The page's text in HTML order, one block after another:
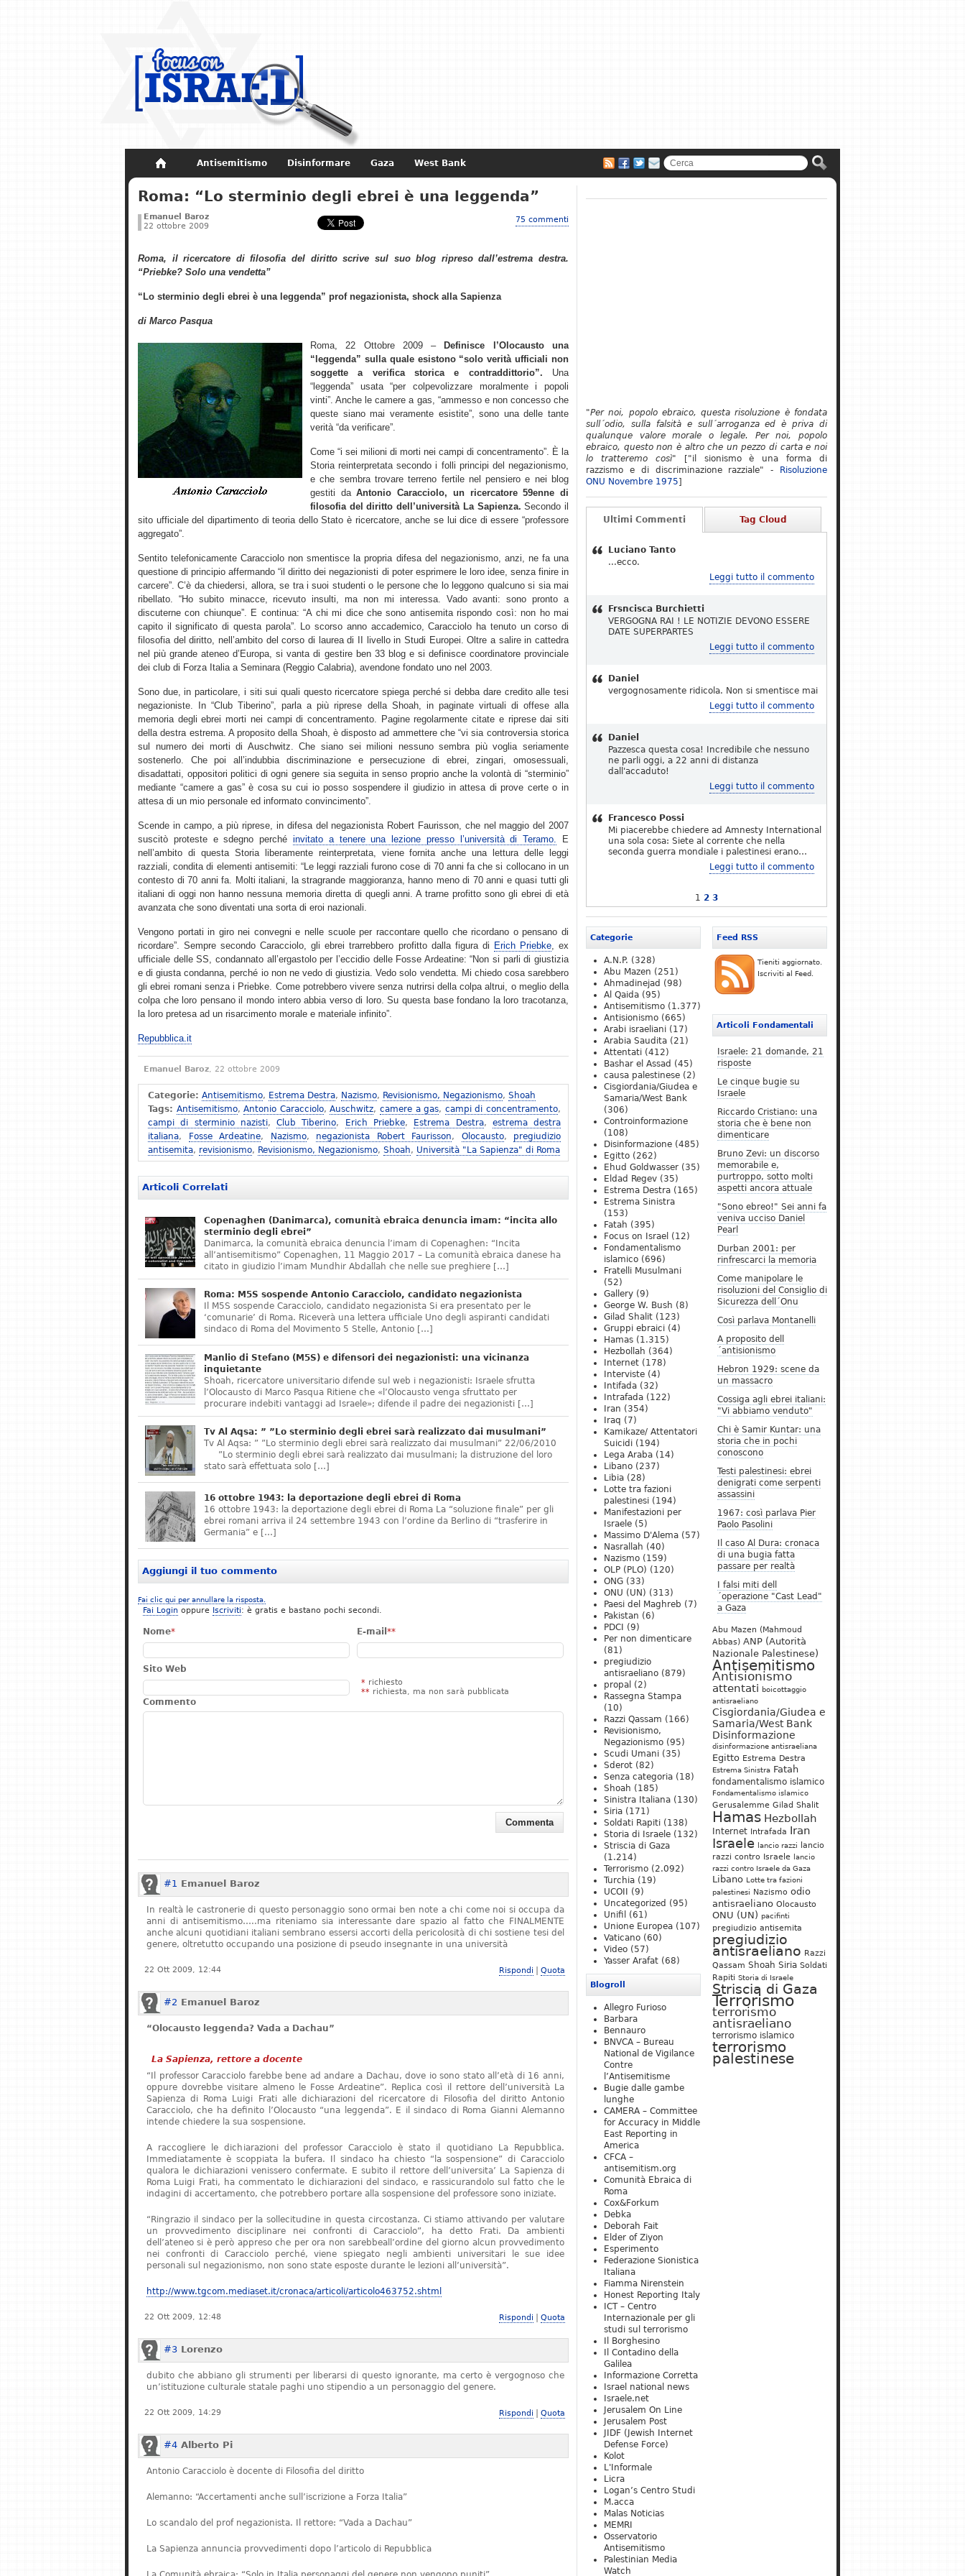
Antisemitismo Disinformare Gaza West Bank
Non dimenticare Storia di Israele
Roma: “Lo sterminio degli ebrei è una leggenda”
Emanuel Baroz
22 ottobre 2009
75 commenti
Roma, il ricercatore di filosofia del diritto scrive sul suo blog ripreso dall’estrema destra.
“Priebke? Solo una vendetta”
“Lo sterminio degli ebrei è una leggenda” prof negazionista, shock alla Sapienza
di Marco Pasqua
Roma, 22 Ottobre 2009 –
Definisce l’Olocausto una
“leggenda” sulla quale esistono “solo verità ufficiali non
soggette a verifica storica e contraddittorio”. Una
“leggenda” usata “per colpevolizzare moralmente i popoli
vinti”. Anche le camere a gas, “ammesso e non concesso che
queste siano mai veramente esistite”, sono una delle tante
verità “da verificare”.
Come “i sei milioni di morti nei campi di concentramento”. È la
Storia reinterpretata secondo i folli principi del negazionismo,
e che sembra trovare terreno fertile nel pensiero e nei blog
gestiti daAntonio Caracciolo, un ricercatore 59enne di
filosofia del diritto dell’università La Sapienza. Secondo il
sito ufficiale del dipartimento di teoria dello Stato è ricercatore, anche se lui dice di essere “professore
aggregato”.
Sentito telefonicamente Caracciolo non smentisce la propria difesa del negazionismo, anzi, ne fa una
questione di principio affermando “il diritto dei negazionisti di poter esprimere le loro idee, senza finire in
carcere”. C’è da chiedersi, allora, se tra i suoi studenti o le persone che lo leggono qualcuno si sia mai
ribellato. “Ho subito minacce, ricevuto insulti, ma non mi interessa. Vado avanti: sono pronto a
discuterne con chiunque”. E continua: “A chi mi dice che sono antisemita rispondo così: non ho mai
capito il significato di questa parola”. Lo scorso anno accademico, Caracciolo ha tenuto un corso di
filosofia del diritto, nell’ambito del corso di laurea di II livello in Studi Europei. Oltre a salire in cattedra
nel più grande ateneo d’Europa, si vanta di gestire ben 33 blog e si definisce coordinatore provinciale
dei club di Forza Italia a Seminara (Reggio Calabria), avendone fondato uno nel 2003.
Sono due, in particolare, i siti sui quali questo ricercatore spiega perché si debba dare credito alle tesi
negazioniste. In “Club Tiberino”, parla a più riprese della Shoah, in paginate virtuali di offese alla
memoria degli ebrei morti nei campi di concentramento. Pagine regolarmente citate e riprese dai siti
della destra estrema. A proposito della Shoah, è disposto ad ammettere che “vi sia controversia storica
sul numero dei morti di Auschwitz. Che siano sei milioni nessuno sembra più voglia seriamente
sostenerlo. Che poi all’indubbia discriminazione e persecuzione di ebrei, zingari, omosessuali,
disadattati, oppositori politici di ogni genere sia seguita in senso proprio anche la volontà di “sterminio”
mediante “camere a gas” è cosa su cui io posso sospendere il giudizio in attesa di prove certe o in
attesa di un mio personale ed informato convincimento”.
Scende in campo, a più riprese, in difesa del negazionista Robert Faurisson, che nel maggio del 2007
suscitò proteste e sdegno perché invitato a tenere una lezione presso l’università di Teramo. E
nell’ambito di questa Storia liberamente reinterpretata, viene fornita anche una lettura delle leggi
razziali, condita di elementi antisemiti: “Le leggi razziali furono cose di 70 anni fa che si collocano in un
contesto di 70 anni fa. Molti italiani, la stragrande maggioranza, hanno meno di 70 anni e quasi tutti gli
italiani di oggi non hanno nessuna memoria diretta di quegli anni. A trarne profitto sono gli ebrei di età
avanzata che sono diventati una sorta di eroi nazionali.
Vengono portati in giro nei convegni e nelle scuole per raccontare quello che ricordano o pensano di
ricordare”. Sempre secondo Caracciolo, gli ebrei trarrebbero profitto dalla figura di Erich Priebke, ex
ufficiale delle SS, condannato all’ergastolo per l’eccidio delle Fosse Ardeatine: “Non si parli di giustizia
e di giusta condanna, perché io non ne vedo di giustizia. Vedo solo vendetta. Mi chiedo cosa sarebbero
gli ebrei romani senza i Priebke. Come potrebbero vivere senza nutrirsi della colpa altrui, o meglio della
colpa che loro pensano il mondo intero abbia verso di loro. Su questa base fondano la loro tracotanza,
la loro pretesa ad un risarcimento morale e materiale infinito”.
Repubblica.it
Emanuel Baroz, 22 ottobre 2009
Categorie: Antisemitismo, Estrema Destra, Nazismo, Revisionismo, Negazionismo, Shoah
Tags: Antisemitismo,Antonio Caracciolo,Auschwitz,camere a gas, campi di concentramento,
campi di sterminio nazisti,Club Tiberino, Erich Priebke, Estrema Destra, estrema destra
italiana, Fosse Ardeatine, Nazismo, negazionista Robert Faurisson, Olocausto, pregiudizio
antisemita, revisionismo, Revisionismo, Negazionismo, Shoah, Università "La Sapienza" di Roma
Articoli Correlati
Copenaghen (Danimarca), comunità ebraica denuncia imam: “incita allo
sterminio degli ebrei”
Danimarca, la comunità ebraica denuncia l’imam di Copenaghen: “Incita
all’antisemitismo” Copenaghen, 11 Maggio 2017 – La comunità ebraica danese ha
citato in giudizio l’imam Mundhir Abdallah che nelle sue preghiere […]
Roma: M5S sospende Antonio Caracciolo, candidato negazionista
Il M5S sospende Caracciolo, candidato negazionista Si era presentato per le
‘comunarie’ di Roma. Riceverà una lettera ufficiale Uno degli aspiranti candidati
sindaco di Roma del Movimento 5 Stelle, Antonio […]
Manlio di Stefano (M5S) e difensori dei negazionisti: una vicinanza
inquietante
Shoah, ricercatore universitario difende sul web i negazionisti: Israele sfrutta
l’Olocausto di Marco Pasqua Ritiene che «l’Olocausto venga sfruttato per
procurare indebiti vantaggi ad Israele»; difende il padre dei negazionisti […]
Tv Al Aqsa: ” ”Lo sterminio degli ebrei sarà realizzato dai musulmani”
Tv Al Aqsa: ” ”Lo sterminio degli ebrei sarà realizzato dai musulmani” 22/06/2010
”Lo sterminio degli ebrei sarà realizzato dai musulmani; la distruzione del loro
stato sarà effettuata solo […]
16 ottobre 1943: la deportazione degli ebrei di Roma
16 ottobre 1943: la deportazione degli ebrei di Roma La “soluzione finale” per gli
ebrei romani arriva il 24 settembre 1943 con l’ordine da Berlino di “trasferire in
Germania” e […]
Aggiungi il tuo commento
Fai clic qui per annullare la risposta.
Fai Login oppure Iscriviti: è gratis e bastano pochi secondi.
Nome* E-mail **
Sito Web
* richiesto
** richiesta, ma non sarà pubblicata
Commento
#1 Emanuel Baroz
In realtà le castronerie di questo personaggio sono ormai ben note a chi come noi si occupa da
anni di antisemitismo…..ma riteniamo sia interessante dare spazio al fatto che FINALMENTE
anche alcuni quotidiani italiani sembrano essersi accorti della pericolosità di chi sostiene tesi del
genere, oltretutto occupando una posizione di pseudo insegnante in una università
22 Ott 2009, 12:44 Rispondi Quota
#2 Emanuel Baroz
“Olocausto leggenda? Vada a Dachau”
La Sapienza, rettore a docente
“Il professor Caracciolo farebbe bene ad andare a Dachau, dove io sono stato all’età di 16 anni,
oppure dovrebbe visitare almeno le Fosse Ardeatine”. Replica così il rettore dell’università La
Sapienza di Roma Luigi Frati alle dichiarazioni del ricercatore di Filosofia del diritto Antonio
Caracciolo, che ha definito l’Olocausto “una leggenda”. E il sindaco di Roma Gianni Alemanno
intende chiedere la sua sospensione.
A raccogliere le dichiarazioni del professor Caracciolo è stato il quotidiano La Repubblica.
Immediatamente è scoppiata la bufera. Il sindaco ha chiesto “la sospensione” di Caracciolo
qualora le dichiarazioni venissero confermate. E subito il rettore dell’universita’ La Sapienza di
Roma Luigi Frati, ha commentato le dichiarazioni del sindaco, e rassicurandolo sul fatto che le
indagini di accertamento, che potrebbero portare alla sospensione del professore sono iniziate.
“Ringrazio il sindaco per la sollecitudine in questa circostanza. Ci stiamo attivando per valutare
un provvedimento disciplinare nei confronti di Caracciolo”, ha detto Frati. Da ambienti
dell’ateneo si è però appreso che per ora non sarebbeall’ordine del giorno alcun provvedimento
nei confronti di Caracciolo perché, viene spiegato negli ambienti universitari le sue idee
personali sul negazionismo, non sono state esposte durante le lezioni all’università”.
http://www.tgcom.mediaset.it/cronaca/articoli/articolo463752.shtml
22 Ott 2009, 12:48 Rispondi Quota
#3 Lorenzo
dubito che abbiano gli strumenti per liberarsi di questo ignorante, ma certo è vergognoso che
un’istituzione culturale statale paghi uno stipendio a un personaggio del genere.
22 Ott 2009, 14:29 Rispondi Quota
#4 Alberto Pi
Antonio Caracciolo è docente di Filosofia del diritto
Alemanno: “Accertamenti anche sull’iscrizione a Forza Italia”
Lo scandalo del prof negazionista. Il rettore: “Vada a Dachau”
La Sapienza annuncia provvedimenti dopo l’articolo di Repubblica
"Per noi, popolo ebraico, questa risoluzione è fondata
sull´odio, sulla falsità e sull´arroganza ed è priva di
qualunque valore morale o legale. Per noi, popolo
ebraico, questo non è altro che un pezzo di carta e noi
lo tratteremo così" ["il sionismo è una forma di
razzismo e di discriminazione razziale" -
Risoluzione
ONU Novembre 1975]
Ultimi Commenti Tag Cloud
Luciano Tanto
...ecco.
Leggi tutto il commento
Frsncisca Burchietti
VERGOGNA RAI ! LE NOTIZIE DEVONO ESSERE
DATE SUPERPARTES
Leggi tutto il commento
Daniel
vergognosamente ridicola. Non si smentisce mai
Leggi tutto il commento
Daniel
Pazzesca questa cosa! Incredibile che nessuno
ne parli oggi, a 22 anni di distanza
dall'accaduto!
Leggi tutto il commento
Francesco Possi
Mi piacerebbe chiedere ad Amnesty International
una sola cosa: Siete al corrente che nella
seconda guerra mondiale i palestinesi erano…
Leggi tutto il commento
1 2 3
Feed RSS
Tieniti aggiornato.
Iscriviti al Feed.
Articoli Fondamentali
Israele: 21 domande, 21
risposte
Le cinque bugie su
Israele
Riccardo Cristiano: una
storia che è bene non
dimenticare
Bruno Zevi: un discorso
memorabile e,
purtroppo, sotto molti
aspetti ancora attuale
"Sono ebreo!" Sei anni fa
veniva ucciso Daniel
Pearl
Durban 2001: per
rinfrescarci la memoria
Come manipolare le
risoluzioni del Consiglio di
Sicurezza dell´Onu
Così parlava Montanelli
A proposito dell
´antisionismo
Hebron 1929: scene da
un massacro
Cossiga agli ebrei italiani:
"Vi abbiamo venduto"
Chi è Samir Kuntar: una
storia che in pochi
conoscono
Testi palestinesi: ebrei
denigrati come serpenti
assassini
1967: così parlava Pier
Paolo Pasolini
Il caso Al Dura: cronaca
di una bugia fatta
passare per realtà
I falsi miti dell
´operazione "Cast Lead"
a Gaza
Abu Mazen (Mahmoud
Abbas) ANP (Autorità
Nazionale Palestinese)
Antisemitismo
Antisionismo
attentati boicottaggio
antisraeliano
Cisgiordania/Giudea e
Samaria/West Bank
Disinformazione
disinformazione antisraeliana
Egitto Estrema Destra
Estrema Sinistra Fatah
fondamentalismo islamico
Fondamentalismo islamico
Gerusalemme Gilad Shalit
Hamas Hezbollah
Internet Intrafada Iran
Israele lancio razzi
lancio
razzi contro Israele lancio
razzi contro Israele da Gaza
Libano Lotte tra fazioni
palestinesi Nazismo odio
antisraeliano Olocausto
ONU (UN) pacifinti
pregiudizio antisemita
pregiudizio
antisraeliano Razzi
Qassam Shoah Siria Soldati
Rapiti Storia di Israele
Striscia di Gaza
Terrorismo
terrorismo
antisraeliano
terrorismo islamico
terrorismo
palestinese
Categorie
A.N.P. (328)
Abu Mazen (251)
Ahmadinejad (98)
Al Qaida (95)
Antisemitismo (1.377)
Antisionismo (665)
Arabi israeliani (17)
Arabia Saudita (21)
Attentati (412)
Bashar el Assad (45)
causa palestinese (2)
Cisgiordania/Giudea e
Samaria/West Bank
(306)
Controinformazione
(108)
Disinformazione (485)
Egitto (262)
Ehud Goldwasser (35)
Eldad Regev (35)
Estrema Destra (165)
Estrema Sinistra
(153)
Fatah (395)
Focus on Israel (12)
Fondamentalismo
islamico (696)
Fratelli Musulmani
(52)
Gallery (9)
George W. Bush (8)
Gilad Shalit (123)
Gruppi ebraici (4)
Hamas (1.315)
Hezbollah (364)
Internet (178)
Interviste (4)
Intifada (32)
Intrafada (122)
Iran (354)
Iraq (7)
Kamikaze/ Attentatori
Suicidi (194)
Lega Araba (14)
Libano (237)
Libia (28)
Lotte tra fazioni
palestinesi (194)
Manifestazioni per
Israele (5)
Massimo D'Alema (57)
Nasrallah (40)
Nazismo (159)
OLP (PLO) (120)
ONG (33)
ONU (UN) (313)
Paesi del Maghreb (7)
Pakistan (6)
PDCI
(9)
Per non dimenticare
(81)
pregiudizio
antisraeliano (879)
propal (2)
Rassegna Stampa
(10)
Razzi Qassam (166)
Revisionismo,
Negazionismo (95)
Scudi Umani (35)
Sderot (82)
Senza categoria (18)
Shoah (185)
Sinistra Italiana (130)
Siria (171)
Soldati Rapiti (138)
Storia di Israele (132)
Striscia di Gaza
(1.214)
Terrorismo (2.092)
Turchia (19)
UCOII
(9)
Uncategorized (95)
Unifil
(61)
Unione Europea (107)
Vaticano (60)
Video (57)
Yasser Arafat (68)
Blogroll
Allegro Furioso
Barbara
Bennauro
BNVCA – Bureau
National de Vigilance
Contre
l’Antisemitisme
Bugie dalle gambe
lunghe
CAMERA – Committee
for Accuracy in Middle
East Reporting in
America
CFCA –
antisemitism.org
Comunità Ebraica di
Roma
Cox&Forkum
Debka
Deborah Fait
Elder of Ziyon
Esperimento
Federazione Sionistica
Italiana
Fiamma Nirenstein
Honest Reporting Italy
ICT – Centro
Internazionale per gli
studi sul terrorismo
Il Borghesino
Il Contadino della
Galilea
Informazione Corretta
Israel national news
Israele.net
Jerusalem On Line
Jerusalem Post
JIDF (Jewish Internet
Defense Force)
Kolot
L'Informale
Licra
Logan’s Centro Studi
M.acca
Malas Noticias
MEMRI
Osservatorio
Antisemitismo
Palestinian Media
Watch